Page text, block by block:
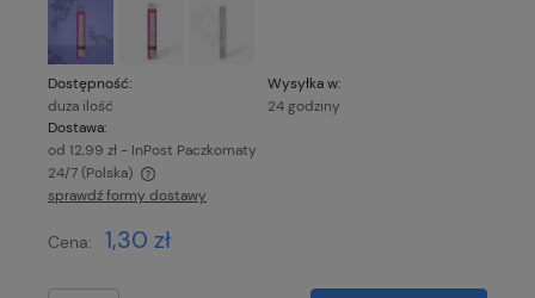
Dostępność:
duża ilość
Wysyłka w:
24 godziny
Dostawa:
od 12,99 zł - InPost Paczkomaty
24/7(Polska)
Cena nie zawiera ewentualnych kosztów płatności
sprawdź formy dostawy
Cena: 1,30 zł